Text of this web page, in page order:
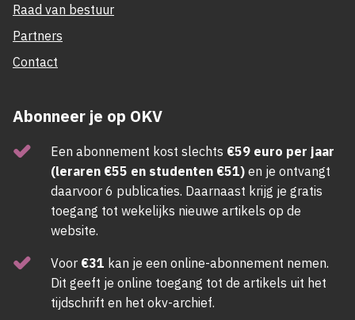
Raad van bestuur
Partners
Contact
Abonneer je op OKV
Een abonnement kost slechts €59 euro per jaar
(leraren €55 en studenten €51) en je ontvangt
daarvoor 6 publicaties. Daarnaast krijg je gratis
toegang tot wekelijks nieuwe artikels op de
website.
Voor €31 kan je een online-abonnement nemen.
Dit geeft je online toegang tot de artikels uit het
tijdschrift en het okv-archief.